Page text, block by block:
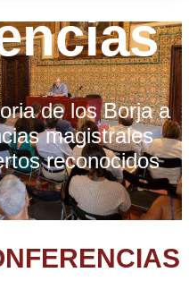
de los Borja a
magistrales
reconocidos